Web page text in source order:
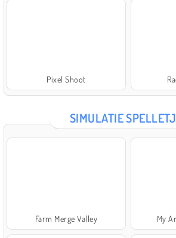
Pixel Shoot
SIMULATIE
Farm Merge Valley My